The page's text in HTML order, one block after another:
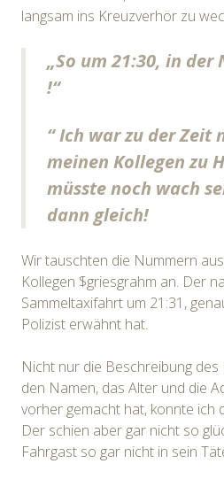
langsam ins Kreuzverhör zu
„So um 21:30, in der
!“
“ Ich war zu der
meinen Kollegen zu
müsste noch wach
dann gleich!
Wir tauschten die Nummern
Kollegen $griesgrahm an. Der
Sammeltaxifahrt um 21:31,
Polizist erwähnt hat.
Nicht nur die Beschreibung
den Namen, das Alter und die
vorher gemacht hat, konnte ich
Der schien aber gar nicht so
Fahrgast so gar nicht in sein